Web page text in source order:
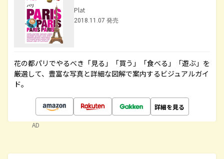
Plat
2018.11.07 発売
花の都パリでやるべき「見る」「買う」「食べる」「遊ぶ」を
厳選して、豊富な写真と詳細な図解で案内するビジュアルガイ
ド。
詳細を見る
AD